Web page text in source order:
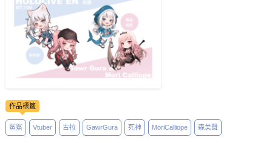
註冊會員
登入
作品標籤
鯊鯊 Vtuber 古拉 GawrGura 死神 MoriCalliope 森美聲